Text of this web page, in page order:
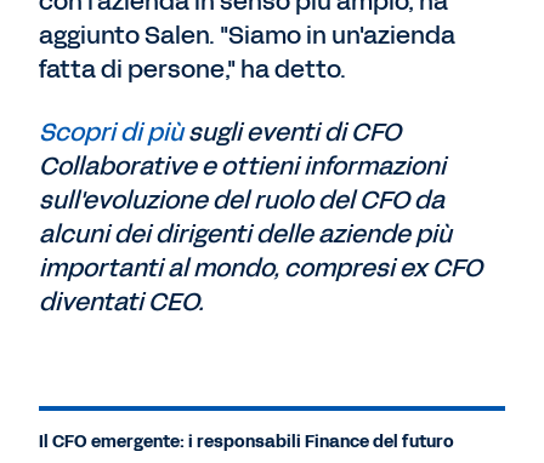
aggiunto Salen. "Siamo in un'azienda
fatta di persone," ha detto.
Scopri di piùsugli eventi di CFO
Collaborative e ottieni informazioni
sull'evoluzione del ruolo del CFO da
alcuni dei dirigenti delle aziende più
importanti al mondo, compresi ex CFO
diventati CEO.
Il CFO emergente: i responsabili Finance del futuro